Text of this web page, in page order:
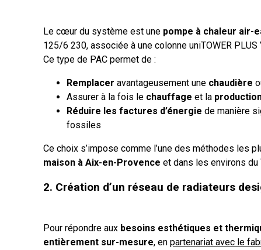
Le cœur du système est une pompe à chaleur air-
125/6 230, associée à une colonne uniTOWER
Ce type de PAC permet de :
Remplacer avantageusement une chaudière
Assurer à la fois le chauffage et la
Réduire les factures d’énergie de manière
fossiles
Ce choix s’impose comme l’une des méthodes les
maison à Aix-en-Provence et dans les environs du
2. Création d’un réseau de radiateurs
Pour répondre aux besoins esthétiques et
entièrement sur-mesure, enpartenariat avec le